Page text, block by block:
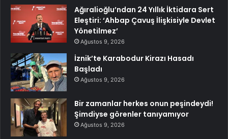
Ağıralioğlu’ndan 24 Yıllık İktidara Sert
Eleştiri: ‘Ahbap Çavuş İlişkisiyle Devlet
Yönetilmez’
Ağustos 9, 2026
İznik’te Karabodur Kirazı Hasadı
Başladı
Ağustos 9, 2026
Bir zamanlar herkes onun peşindeydi!
Şimdiyse görenler tanıyamıyor
Ağustos 9, 2026